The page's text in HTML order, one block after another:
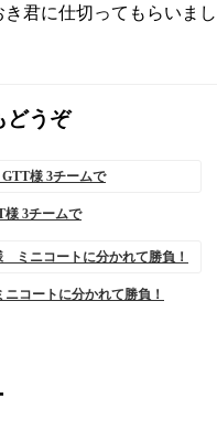
君に仕切ってもらいま
どうぞ
様 3チームで
コートに分かれて勝負！